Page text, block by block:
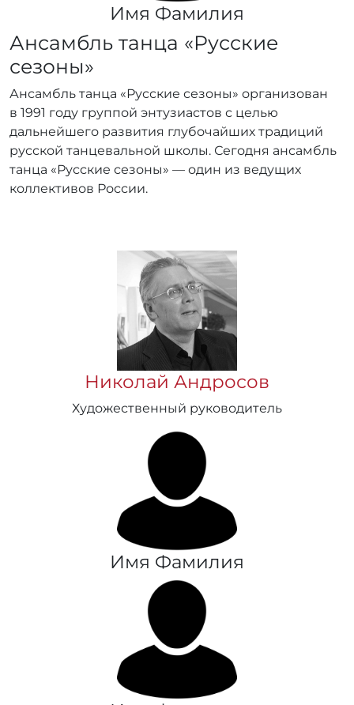
Имя Фамилия
Ансамбль танца «Русские
сезоны»
Ансамбль танца «Русские сезоны» организован
в 1991 году группой энтузиастов с целью
дальнейшего развития глубочайших традиций
русской танцевальной школы. Сегодня ансамбль
танца «Русские сезоны» — один из ведущих
коллективов России.
Николай Андросов
Художественный руководитель
Имя Фамилия